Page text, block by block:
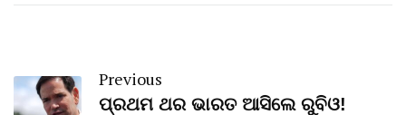
Previous
ପ୍ରଥମ ଥର ଭାରତ ଆସିଲେ ରୁବିଓ!